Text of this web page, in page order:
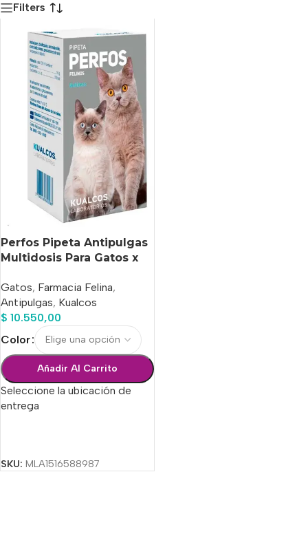
Filters
Perfos Pipeta Antipulgas
Multidosis Para Gatos x
Gatos, Farmacia Felina,
Antipulgas, Kualcos
$ 10.550,00
Color
Añadir Al Carrito
Seleccione la ubicación de
entrega
SKU: MLA1516588987